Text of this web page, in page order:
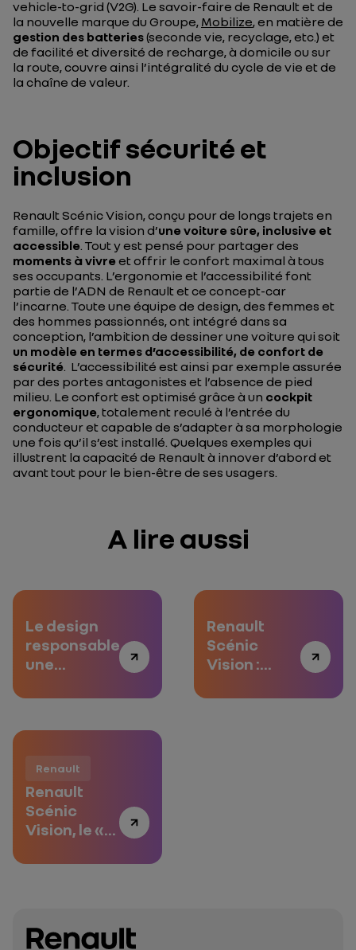
vehicle-to-grid (V2G). Le savoir-faire de Renault et de
la nouvelle marque du Groupe, Mobilize, en matière de
gestion des batteries(seconde vie, recyclage, etc.) et
de facilité et diversité de recharge, à domicile ou sur
la route, couvre ainsi l’intégralité du cycle de vie et de
la chaîne de valeur.
Objectif sécurité et
inclusion
Renault Scénic Vision, conçu pour de longs trajets en
famille, offre la vision d’une voiture sûre, inclusive et
accessible. Tout y est pensé pour partager des
moments à vivre et offrir le confort maximal à tous
ses occupants. L’ergonomie et l’accessibilité font
partie de l’ADN de Renault et ce concept-car
l’incarne. Toute une équipe de design, des femmes et
des hommes passionnés, ont intégré dans sa
conception, l’ambition de dessiner une voiture qui soit
un modèle en termes d’accessibilité, de confort de
sécurité. L’accessibilité est ainsi par exemple assurée
par des portes antagonistes et l’absence de pied
milieu. Le confort est optimisé grâce à un cockpit
ergonomique, totalement reculé à l’entrée du
conducteur et capable de s’adapter à sa morphologie
une fois qu’il s’est installé. Quelques exemples qui
illustrent la capacité de Renault à innover d’abord et
avant tout pour le bien-être de ses usagers.
A lire aussi
Le design
responsable,
une
façon de
Gilles Vidal
Renault
Scénic
Vision :
qui
Renault
Renault
Scénic
Vision, le «
care »